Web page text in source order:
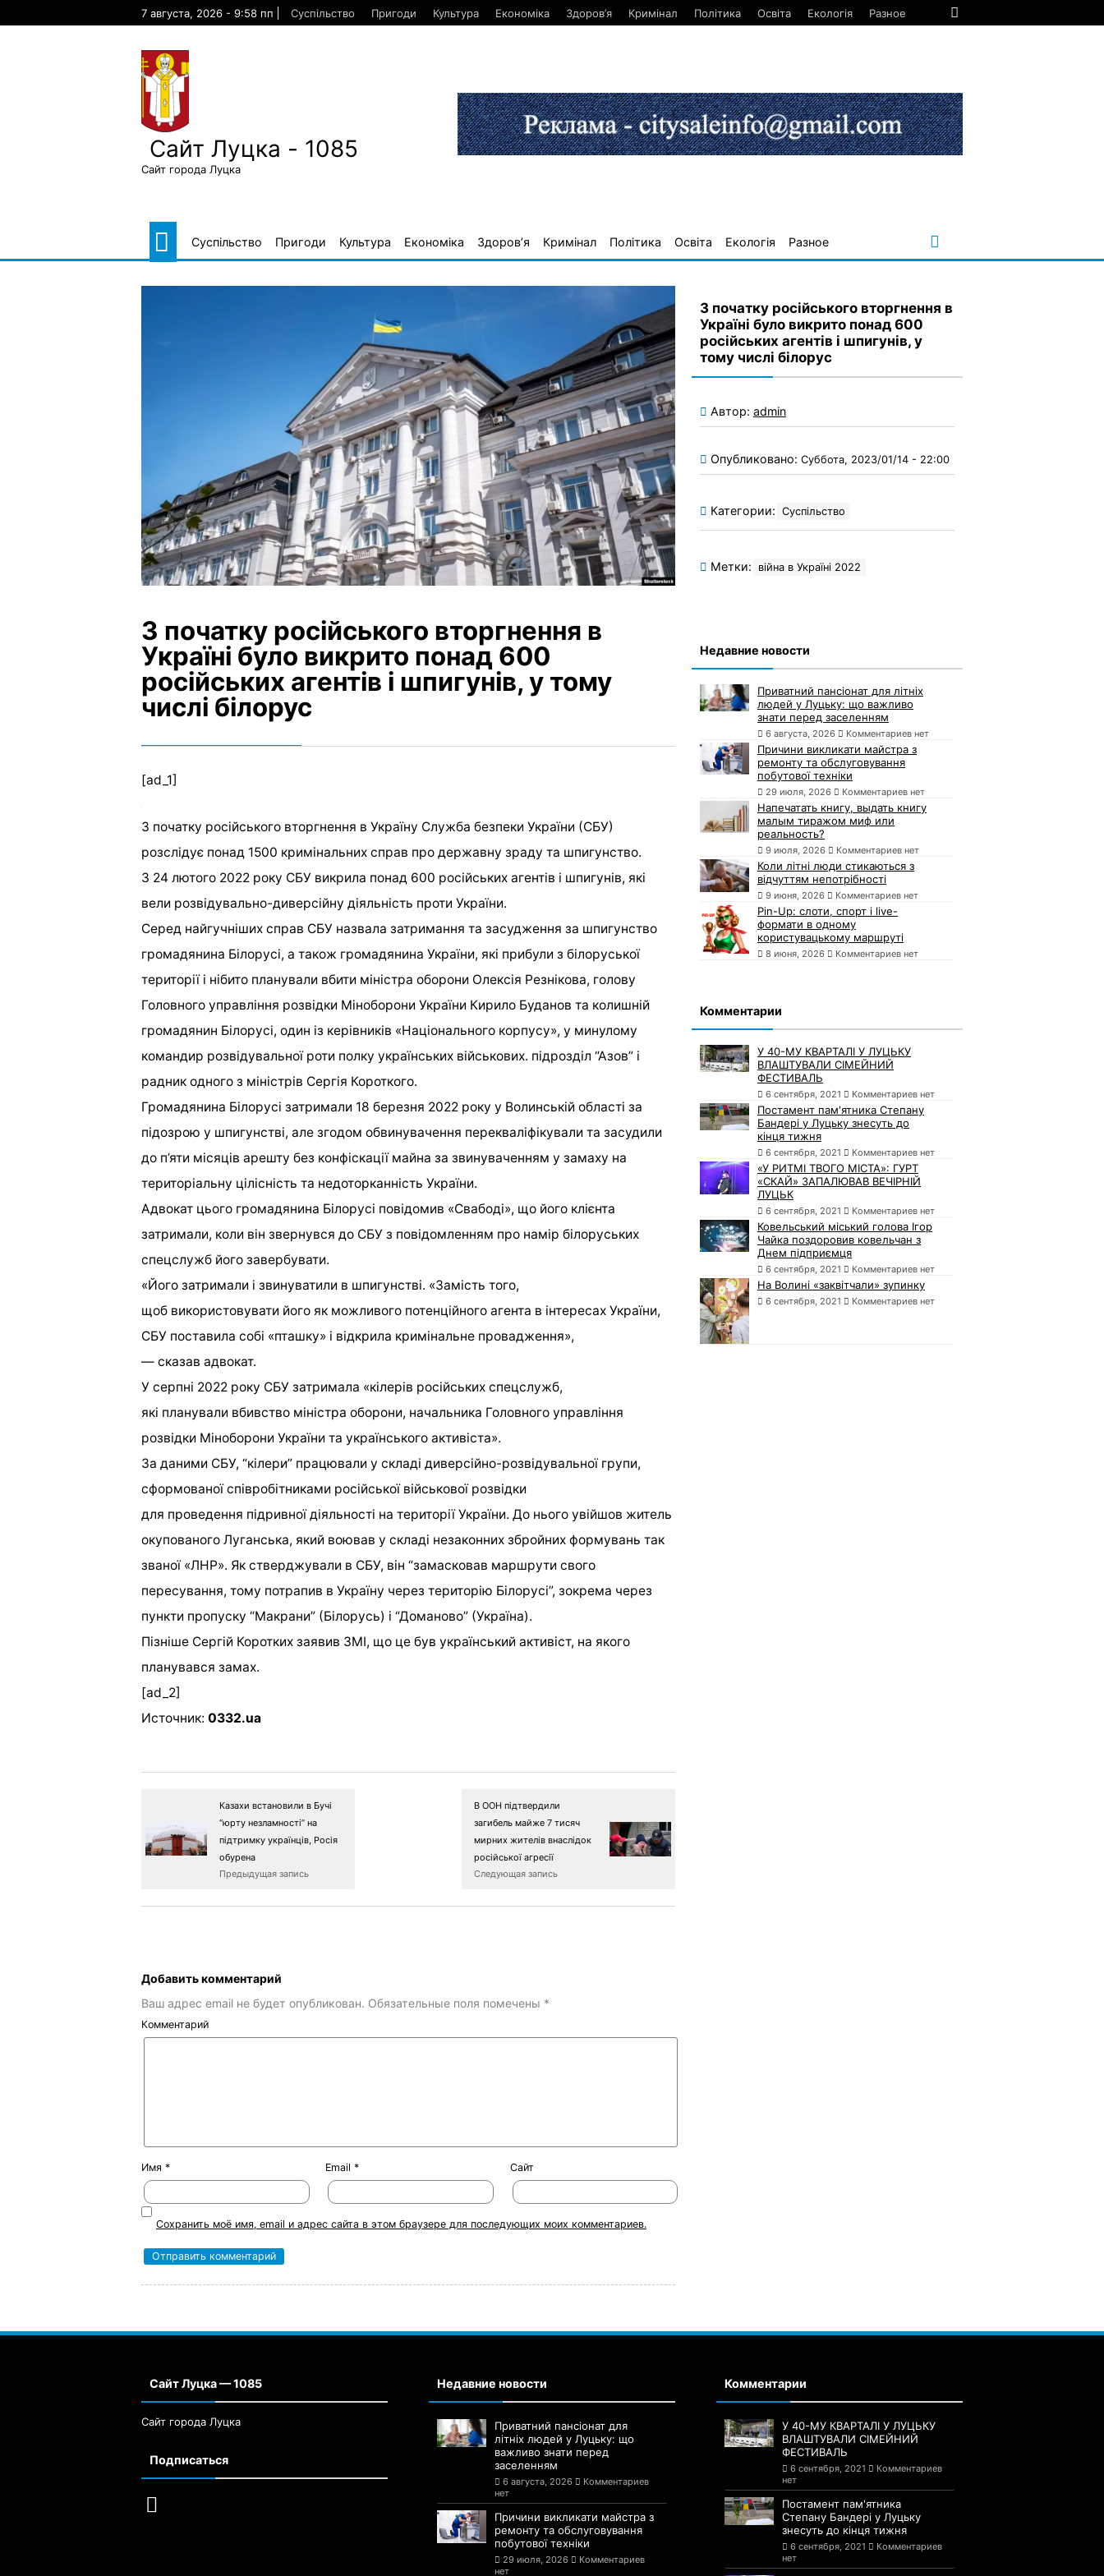
7 августа, 2026 - 9:58 пп Суспільство Пригоди Культура Економіка Здоров’я Кримінал Політика Освіта Екологія Разное
Сайт Луцка - 1085
Сайт города Луцка
Суспільство Пригоди Культура Економіка Здоров’я Кримінал Політика Освіта Екологія Разное
З початку російського вторгнення в
Україні було викрито понад 600
російських агентів і шпигунів, у тому
числі білорус
[ad_1]
З початку російського вторгнення в Україну Служба безпеки України (СБУ)
розслідує понад 1500 кримінальних справ про державну зраду та шпигунство.
З 24 лютого 2022 року СБУ викрила понад 600 російських агентів і шпигунів, які
вели розвідувально-диверсійну діяльність проти України.
Серед найгучніших справ СБУ назвала затримання та засудження за шпигунство
громадянина Білорусі, а також громадянина України, які прибули з білоруської
території і нібито планували вбити міністра оборони Олексія Резнікова, голову
Головного управління розвідки Міноборони України Кирило Буданов та колишній
громадянин Білорусі, один із керівників «Національного корпусу», у минулому
командир розвідувальної роти полку українських військових. підрозділ “Азов” і
радник одного з міністрів Сергія Короткого.
Громадянина Білорусі затримали 18 березня 2022 року у Волинській області за
підозрою у шпигунстві, але згодом обвинувачення перекваліфікували та засудили
до п’яти місяців арешту без конфіскації майна за звинуваченням у замаху на
територіальну цілісність та недоторканність України.
Адвокат цього громадянина Білорусі повідомив «Свабоді», що його клієнта
затримали, коли він звернувся до СБУ з повідомленням про намір білоруських
спецслужб його завербувати.
«Його затримали і звинуватили в шпигунстві. «Замість того,
щоб використовувати його як можливого потенційного агента в інтересах України,
СБУ поставила собі «пташку» і відкрила кримінальне провадження»,
— сказав адвокат.
У серпні 2022 року СБУ затримала «кілерів російських спецслужб,
які планували вбивство міністра оборони, начальника Головного управління
розвідки Міноборони України та українського активіста».
За даними СБУ, “кілери” працювали у складі диверсійно-розвідувальної групи,
сформованої співробітниками російської військової розвідки
для проведення підривної діяльності на території України. До нього увійшов житель
окупованого Луганська, який воював у складі незаконних збройних формувань так
званої «ЛНР». Як стверджували в СБУ, він “замасковав маршрути свого
пересування, тому потрапив в Україну через територію Білорусі”, зокрема через
пункти пропуску “Макрани” (Білорусь) і “Доманово” (Україна).
Пізніше Сергій Коротких заявив ЗМІ, що це був український активіст, на якого
планувався замах.
[ad_2]
Источник: 0332.ua
Казахи встановили в Бучі
“юрту незламності” на
підтримку українців, Росія
обурена
Предыдущая запись
В ООН підтвердили
загибель майже 7 тисяч
мирних жителів внаслідок
російської агресії
Следующая запись
Добавить комментарий
Ваш адрес email не будет опубликован. Обязательные поля помечены *
Комментарий
Имя * Email* Сайт
Сохранить моё имя, email и адрес сайта в этом браузере для последующих моих комментариев.
З початку російського вторгнення в
Україні було викрито понад 600
російських агентів і шпигунів, у
тому числі білорус
Автор: admin
Опубликовано: Суббота, 2023/01/14 - 22:00
Категории: Суспільство
Метки: війна в Україні 2022
Недавние новости
Приватний пансіонат для літніх
людей у Луцьку: що важливо
знати перед заселенням
6 августа, 2026 Комментариев нет
Причини викликати майстра з
ремонту та обслуговування
побутової техніки
29 июля, 2026 Комментариев нет
Напечатать книгу, выдать книгу
малым тиражом миф или
реальность?
9 июля, 2026 Комментариев нет
Коли літні люди стикаються з
відчуттям непотрібності
9 июня, 2026 Комментариев нет
Pin-Up: слоти, спорт і live-
формати в одному
користувацькому маршруті
8 июня, 2026 Комментариев нет
Комментарии
У 40-МУ КВАРТАЛІ У ЛУЦЬКУ
ВЛАШТУВАЛИ СІМЕЙНИЙ
ФЕСТИВАЛЬ
6 сентября, 2021 Комментариев нет
Постамент пам'ятника Степану
Бандері у Луцьку знесуть до
кінця тижня
6 сентября, 2021 Комментариев нет
«У РИТМІ ТВОГО МІСТА»: ГУРТ
«СКАЙ» ЗАПАЛЮВАВ ВЕЧІРНІЙ
ЛУЦЬК
6 сентября, 2021 Комментариев нет
Ковельський міський голова Ігор
Чайка поздоровив ковельчан з
Днем підприємця
6 сентября, 2021 Комментариев нет
На Волині «заквітчали» зупинку
6 сентября, 2021 Комментариев нет
Сайт Луцка — 1085
Сайт города Луцка
Подписаться
Недавние новости
Приватний пансіонат для
літніх людей у Луцьку: що
важливо знати перед
заселенням
6 августа, 2026
Комментариев
нет
Причини викликати майстра з
ремонту та обслуговування
побутової техніки
29 июля, 2026
Комментариев
нет
Комментарии
У 40-МУ КВАРТАЛІ У ЛУЦЬКУ
ВЛАШТУВАЛИ СІМЕЙНИЙ
ФЕСТИВАЛЬ
6 сентября, 2021
Комментариев
нет
Постамент пам'ятника
Степану Бандері у Луцьку
знесуть до кінця тижня
6 сентября, 2021
Комментариев
нет